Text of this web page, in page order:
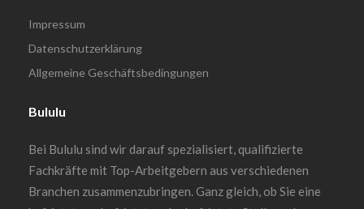
Impressum
Datenschutzerklärung
Allgemeine Geschäftsbedingungen
Bululu
Bei Bululu sind wir darauf spezialisiert, qualifizierte
Fachkräfte mit Top-Arbeitgebern aus verschiedenen
Branchen zusammenzubringen. Ganz gleich, ob Sie eine